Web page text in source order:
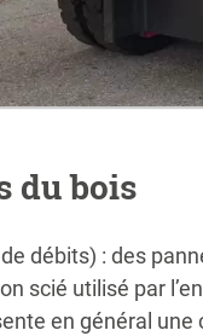
du bois
débits) : des
scié utilisé par
en général